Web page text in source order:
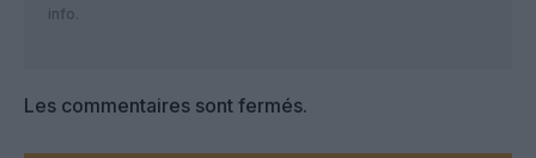
info.
Les commentaires sont fermés.